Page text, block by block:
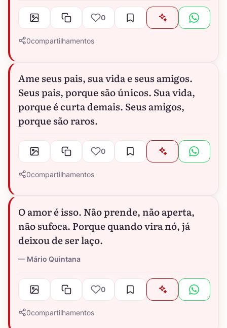
0
0compartilhamentos
Ame seus pais, sua vida e seus amigos.
Seus pais, porque são únicos. Sua vida,
porque é curta demais. Seus amigos,
porque são raros.
0
0compartilhamentos
O amor é isso. Não prende, não aperta,
não sufoca. Porque quando vira nó, já
deixou de ser laço.
Mário Quintana
0
0compartilhamentos